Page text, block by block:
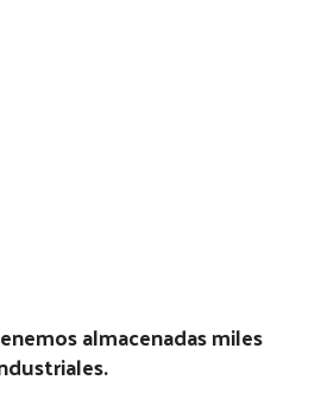
almacenadas miles